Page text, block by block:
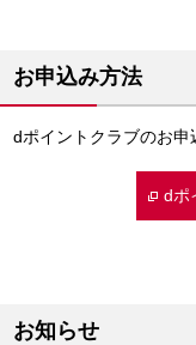
お申込み方法
dポイントクラブのお申
dポ
お知らせ